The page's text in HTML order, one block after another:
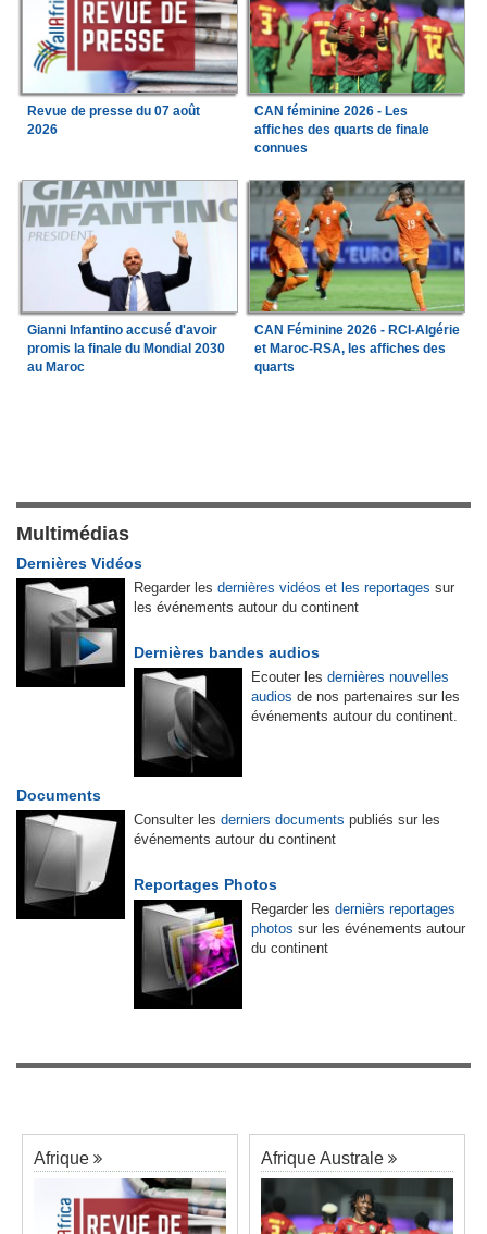
Revue de presse du 07 août
2026
CAN féminine 2026 - Les
affiches des quarts de finale
connues
Gianni Infantino accusé d'avoir
promis la finale du Mondial 2030
au Maroc
CAN Féminine 2026 - RCI-Algérie
et Maroc-RSA, les affiches des
quarts
Multimédias
Dernières Vidéos
Regarder les dernières vidéos et les reportages sur
les événements autour du continent
Dernières bandes audios
Ecouter les dernières nouvelles
audios de nos partenaires sur les
événements autour du continent.
Documents
Consulter les derniers documents publiés sur les
événements autour du continent
Reportages Photos
Regarder les dernièrs reportages
photos sur les événements autour
du continent
Afrique Afrique Australe